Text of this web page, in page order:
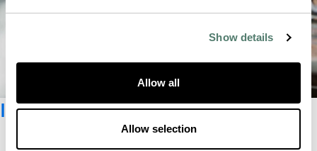
Show details
Allow all
Allow selection
Iscriviti alla newsletter